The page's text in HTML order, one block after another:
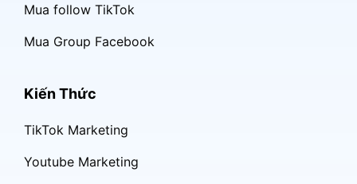
Mua follow TikTok
Mua Group Facebook
Kiến Thức
TikTok Marketing
Youtube Marketing